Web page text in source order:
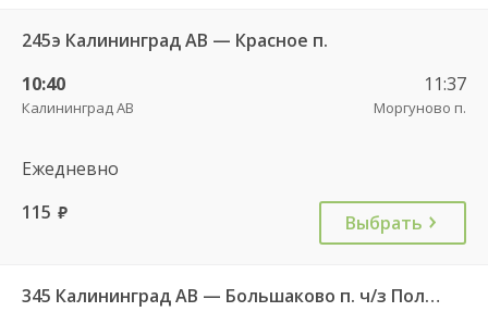
245э Калининград АВ — Красное п.
10:40
Калининград АВ
11:37
Моргуново п.
Ежедневно
115 руб. Выбрать
345 Калининград АВ — Большаково п. ч/з Полесск г.